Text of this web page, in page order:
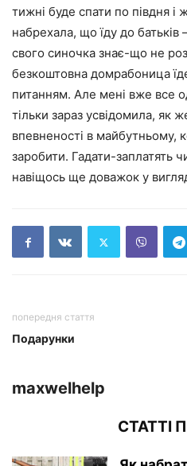
тижні буде спати по півдня і
набрехала, що їду до батьків
свого синочка знає-що не
безкоштовна домрабоница
питанням. Але мені вже все
тільки зараз усвідомила, як
впевненості в майбутньому,
заробити. Гадати-заплатять
навіщось ще доважок у
попередня стаття
Подарунки
maxwelhelp
СТАТТІ